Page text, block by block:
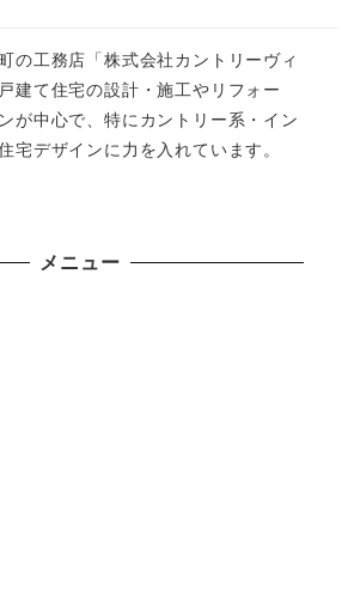
の工務店「株式会社カントリーヴィ
建て住宅の設計・施工やリフォー
が中心で、特にカントリー系・イン
宅デザインに力を入れています。
メニュー